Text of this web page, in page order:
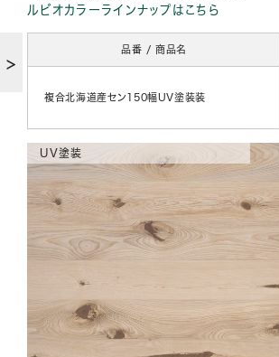
ルビオカラーラインナップはこちら
品番 / 商品名
複合北海道産セン150幅UV塗装装
UV塗装